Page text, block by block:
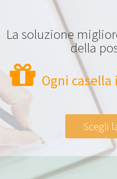
La soluzione
della
Ogni casella
Scegli